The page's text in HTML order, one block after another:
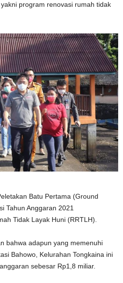
program renovasi rumah tidak
Batu Pertama (Ground
Tahun Anggaran 2021
Tidak Layak Huni (RRTLH).
bahwa adapun yang memenuhi
Bahowo, Kelurahan Tongkaina ini
sebesar Rp1,8 miliar.